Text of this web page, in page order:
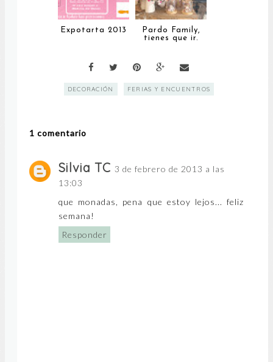
Expotarta 2013
Pardo Family,
tienes que ir.
DECORACIÓN FERIAS Y ENCUENTROS
1 comentario
Silvia TC 3 de febrero de 2013 a las
13:03
que monadas, pena que estoy lejos... feliz
semana!
Responder